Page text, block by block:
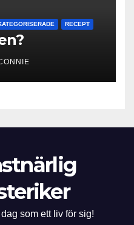
RECEPT
som ett liv för sig!